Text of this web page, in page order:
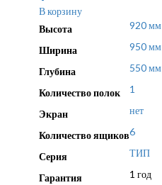
В корзину
Высота
920 мм
Ширина 950 мм
Глубина 550 мм
Количество полок 1
Экран нет
Количество ящиков6
Серия ТИП
Гарантия
1 год